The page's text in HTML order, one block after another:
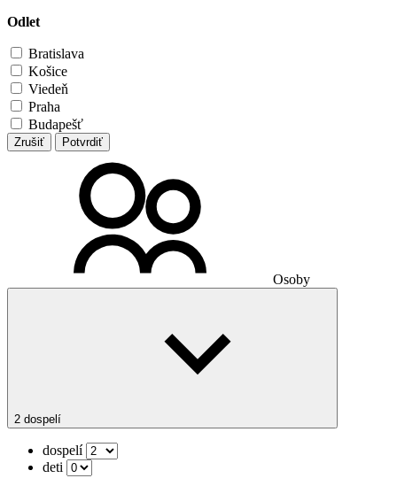
Odlet
Bratislava
Košice
Viedeň
Praha
Budapešť
Zrušiť Potvrdiť
Osoby
2 dospelí
dospelí
deti